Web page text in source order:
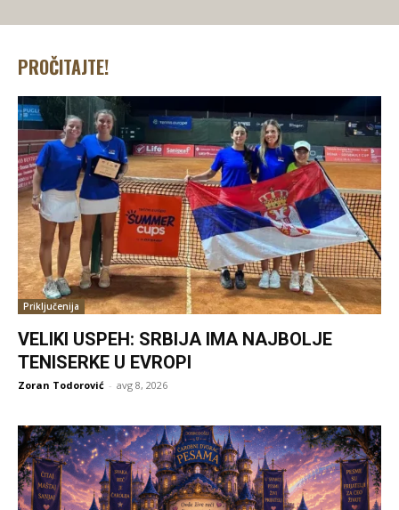
PROČITAJTE!
Priključenija
VELIKI USPEH: SRBIJA IMA NAJBOLJE
TENISERKE U EVROPI
Zoran Todorović - avg 8, 2026